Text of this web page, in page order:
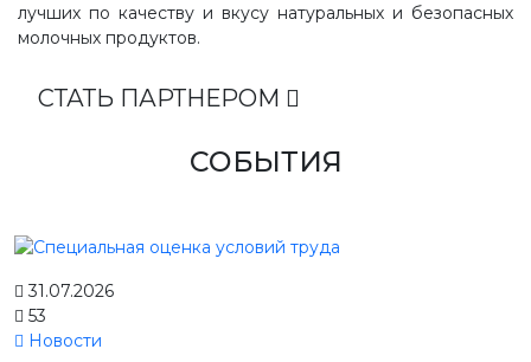
лучших по качеству и вкусу натуральных и безопасных
молочных продуктов.
СТАТЬ ПАРТНЕРОМ
СОБЫТИЯ
31.07.2026
53
Новости